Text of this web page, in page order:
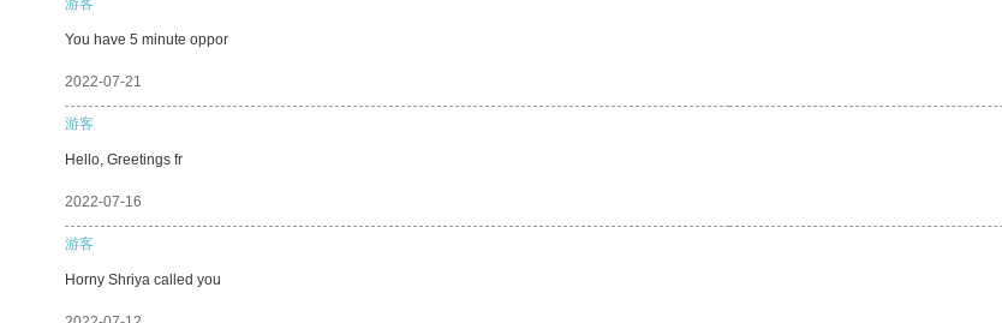
游客
You have 5 minute oppor
2022-07-21
游客
Hello, Greetings fr
2022-07-16
游客
Horny Shriya called you